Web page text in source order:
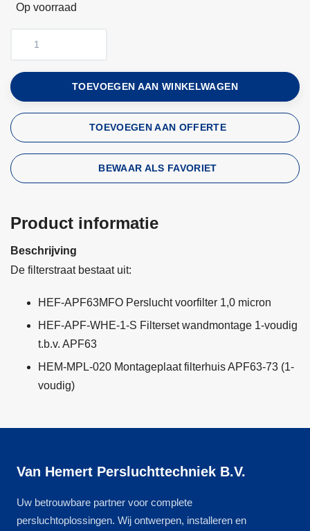
Op voorraad
TOEVOEGEN AAN WINKELWAGEN
TOEVOEGEN AAN OFFERTE
BEWAAR ALS FAVORIET
Product informatie
Beschrijving
De filterstraat bestaat uit:
HEF-APF63MFO Perslucht voorfilter 1,0 micron
HEF-APF-WHE-1-S Filterset wandmontage 1-voudig
t.b.v. APF63
HEM-MPL-020 Montageplaat filterhuis APF63-73 (1-
voudig)
Van Hemert Persluchttechniek B.V.
Uw betrouwbare partner voor complete
persluchtoplossingen. Wij ontwerpen, installeren en